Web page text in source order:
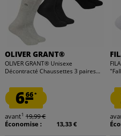
OLIVER GRANT®
OLIVER GRANT® Unisexe
Décontracté Chaussettes 3 paires...
6.66*
avant1 19,99 €
Économise :
13,33 €